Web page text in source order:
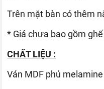
Trên mặt bàn có thêm
* Giá chưa bao gồm
CHẤT LIỆU :
Ván MDF phủ melamine